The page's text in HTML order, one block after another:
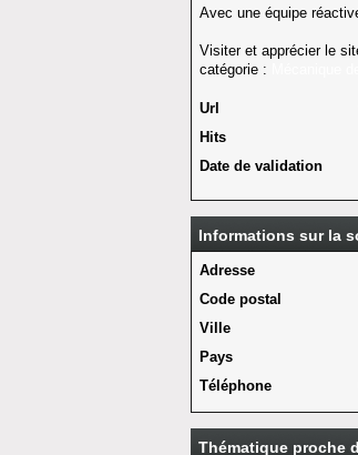
Avec une équipe
Visiter et apprécier le
catégorie :
Url
Hits
Date de validation
Informations sur la
Adresse
Code postal
Ville
Pays
Téléphone
Thématique proche